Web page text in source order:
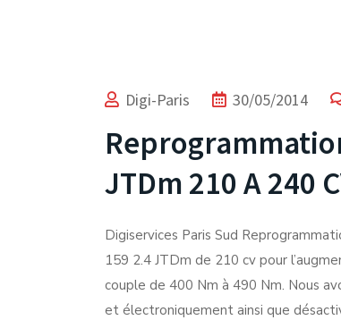
Digi-Paris 30/05/2014
JTDm 210 A 240
Digiservices Paris Sud
159 2.4 JTDm de 210 cv pour
couple de 400 Nm à 490 Nm. Nous
et électroniquement ainsi que
Expert du Chiptuning depuis